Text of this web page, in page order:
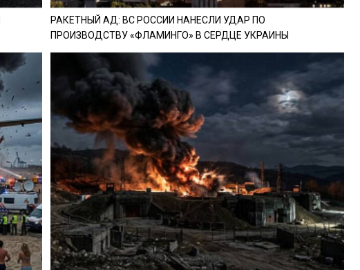
РАКЕТНЫЙ АД: ВС РОССИИ НАНЕСЛИ УДАР ПО
ПРОИЗВОДСТВУ «ФЛАМИНГО» В СЕРДЦЕ УКРАИНЫ